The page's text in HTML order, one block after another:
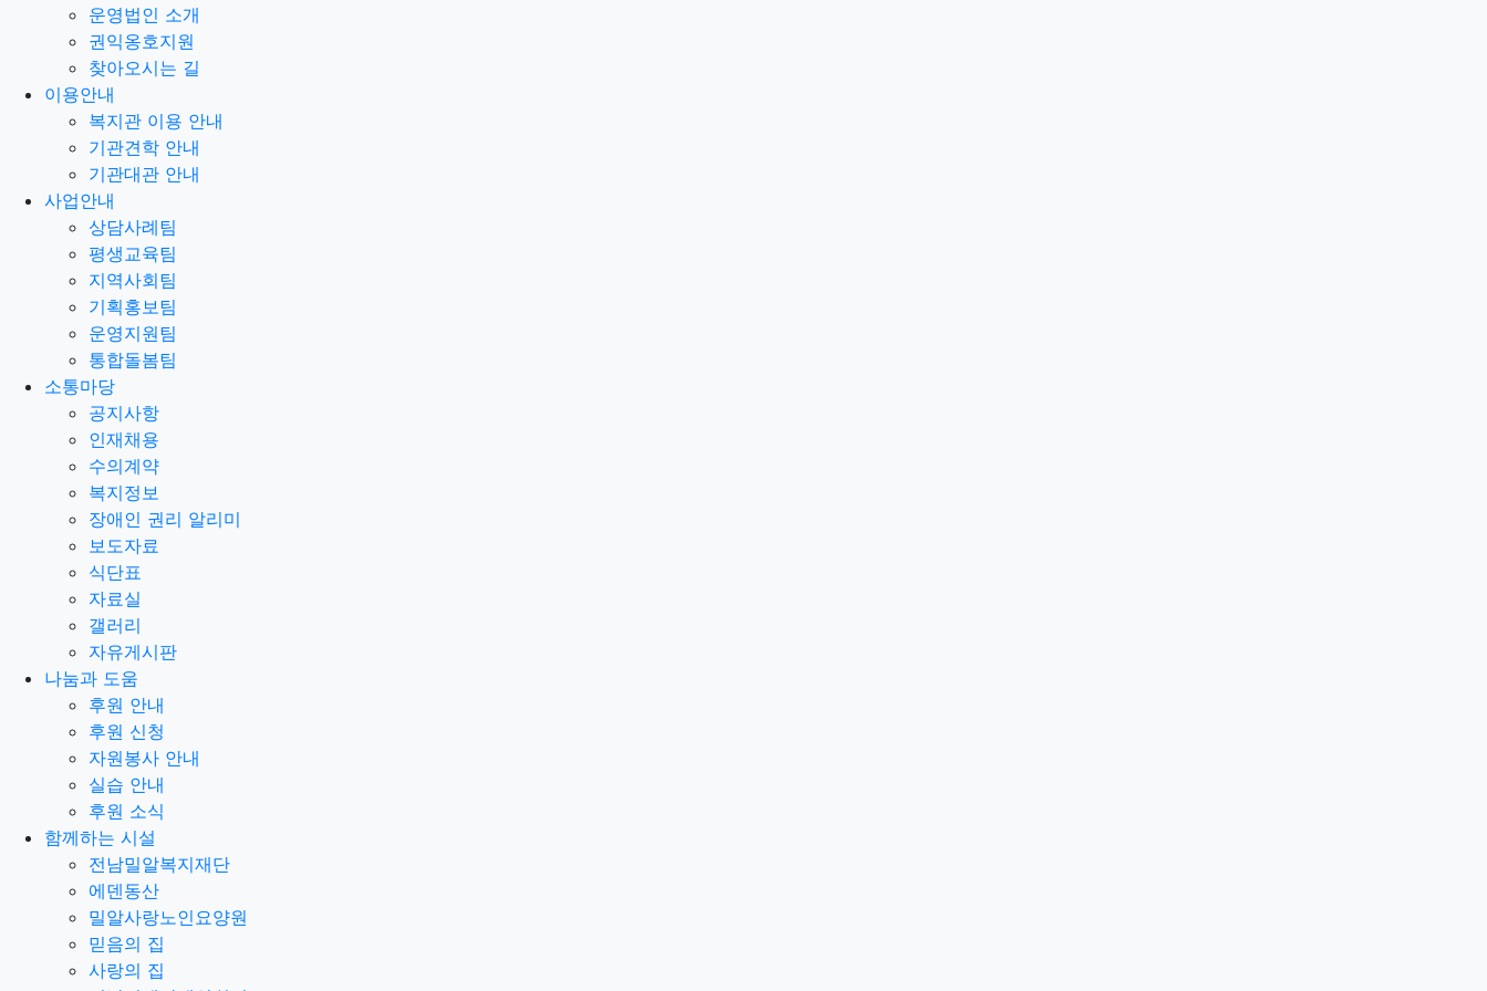
운영법인 소개
권익옹호지원
찾아오시는 길
이용안내
복지관 이용 안내
기관견학 안내
기관대관 안내
사업안내
상담사례팀
평생교육팀
지역사회팀
기획홍보팀
운영지원팀
통합돌봄팀
소통마당
공지사항
인재채용
수의계약
복지정보
장애인 권리 알리미
보도자료
식단표
자료실
갤러리
자유게시판
나눔과 도움
후원 안내
후원 신청
자원봉사 안내
실습 안내
후원 소식
함께하는 시설
전남밀알복지재단
에덴동산
밀알사랑노인요양원
믿음의 집
사랑의 집